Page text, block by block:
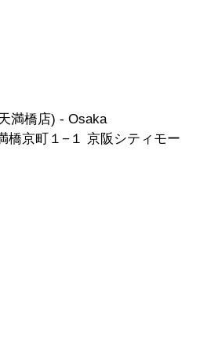
満橋店) - Osaka
橋京町１−１ 京阪シティモー